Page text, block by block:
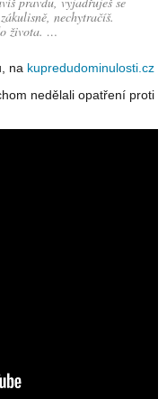
nechytračíš.
života. …
na kupredudominulosti.cz
nedělali opatření proti